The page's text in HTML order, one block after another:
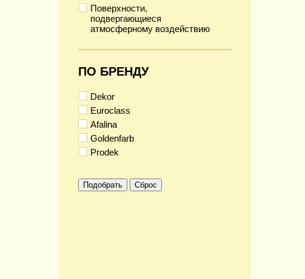
Поверхности,
подвергающиеся
атмосферному воздействию
ПО БРЕНДУ
Dekor
Euroclass
Afalina
Goldenfarb
Prodek